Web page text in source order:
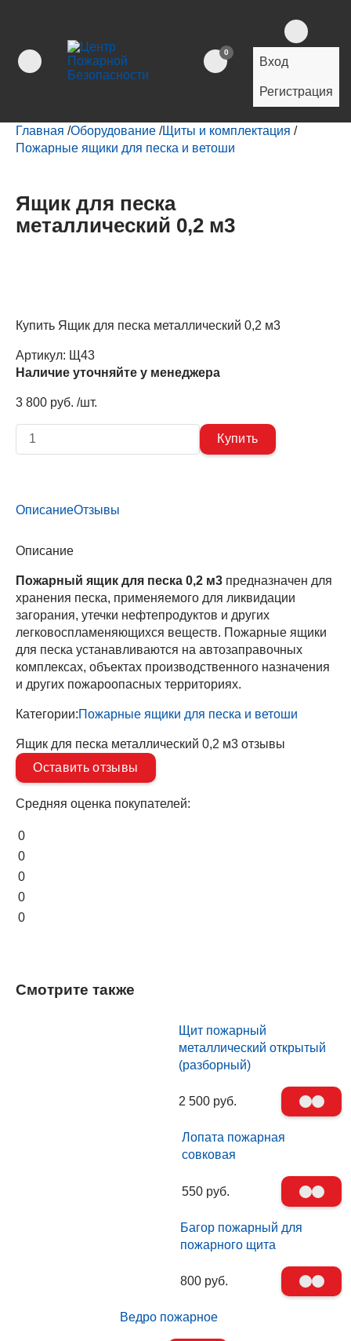
0
Вход
Регистрация
Главная /Оборудование /Щиты и комплектация /
Пожарные ящики для песка и ветоши
Ящик для песка
металлический 0,2 м3
Купить Ящик для песка металлический 0,2 м3
Артикул: Щ43
Наличие уточняйте у менеджера
3 800 руб. /шт.
ОписаниеОтзывы
Описание
Пожарный ящик для песка 0,2 м3 предназначен для
хранения песка, применяемого для ликвидации
загорания, утечки нефтепродуктов и других
легковоспламеняющихся веществ. Пожарные ящики
для песка устанавливаются на автозаправочных
комплексах, объектах производственного назначения
и других пожароопасных территориях.
Категории:Пожарные ящики для песка и ветоши
Ящик для песка металлический 0,2 м3 отзывы
Оставить отзывы
Средняя оценка покупателей:
0
0
0
0
0
Смотрите также
Щит пожарный
металлический открытый
(разборный)
2 500 руб.
Лопата пожарная
совковая
550 руб.
Багор пожарный для
пожарного щита
800 руб.
Ведро пожарное